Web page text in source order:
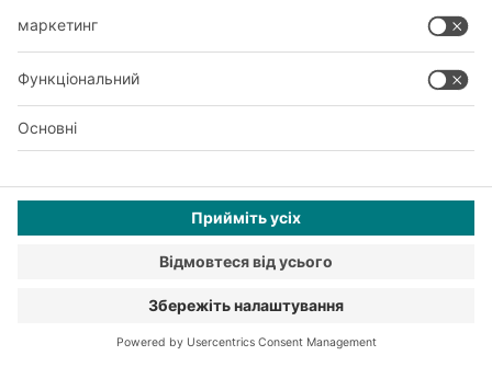
BITO – перше підприємство своєї галузі, яке
виходить в онлайн зі своїм інтернет-магазином.